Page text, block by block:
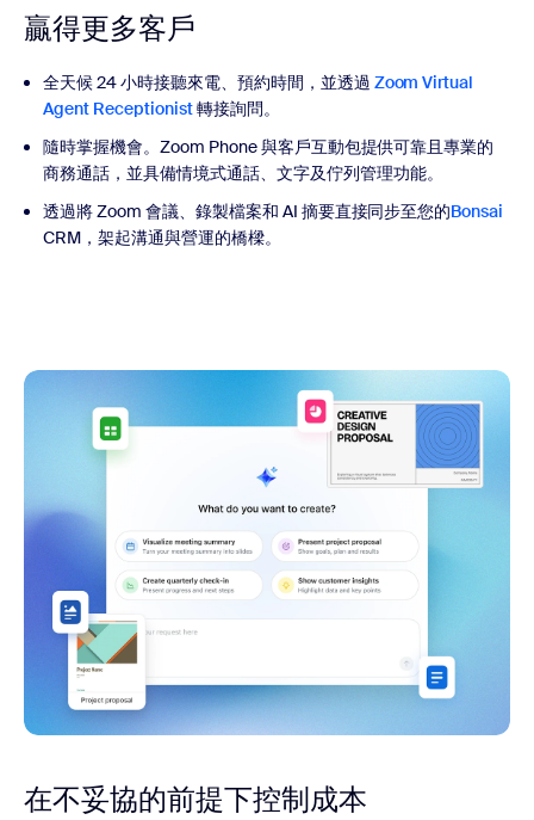
贏得更多客戶
全天候 24 小時接聽來電、預約時間，並透過 Zoom Virtual
Agent Receptionist轉接詢問。
隨時掌握機會。Zoom Phone 與客戶互動包提供可靠且專業的
商務通話，並具備情境式通話、文字及佇列管理功能。
透過將 Zoom 會議、錄製檔案和 AI 摘要直接同步至您的Bonsai
CRM，架起溝通與營運的橋樑。
在不妥協的前提下控制成本